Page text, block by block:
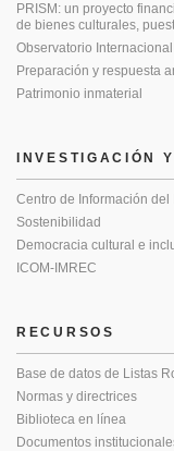
PRISM: un proyecto
de bienes culturales,
Observatorio
Preparación y respuesta
Patrimonio inmaterial
INVESTIGACIÓN
Centro de Información del
Sostenibilidad
Democracia cultural e
ICOM-IMREC
RECURSOS
Base de datos de Listas
Normas y directrices
Biblioteca en línea
Documentos